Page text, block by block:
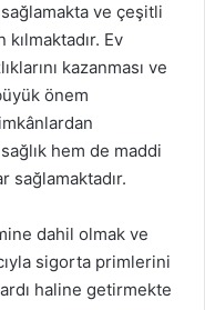
ve çeşitli
Ev
kazanması ve
önem
hem de maddi
sağlamaktadır.
dahil olmak ve
sigorta primlerini
haline getirmekte